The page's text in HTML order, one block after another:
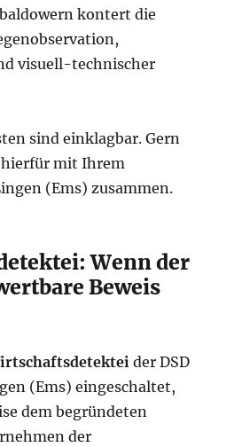
kontert die
visuell-technischer
sind einklagbar. Gern
mit Ihrem
(Ems) zusammen.
Wenn der
Beweis
der DSD
(Ems) eingeschaltet,
dem begründeten
der